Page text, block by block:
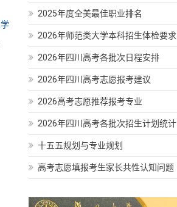
2025年度全美最佳职业排名
2026年师范类大学本科招生体检要求
2026年四川高考各批次日程安排
2026年四川高考志愿报考建议
2026高考志愿推荐报考专业
2026年四川高考各批次招生计划统计
十五五规划与专业规划
高考志愿填报考生家长共性认知问题